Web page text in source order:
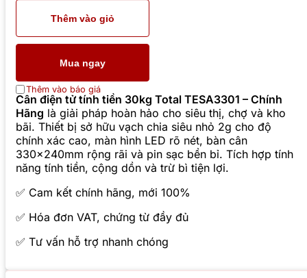
Thêm vào giỏ
Mua ngay
Thêm vào báo giá
Cân điện tử tính tiền 30kg Total TESA3301 – Chính
Hãng là giải pháp hoàn hảo cho siêu thị, chợ và kho
bãi. Thiết bị sở hữu vạch chia siêu nhỏ 2g cho độ
chính xác cao, màn hình LED rõ nét, bàn cân
330x240mm rộng rãi và pin sạc bền bỉ. Tích hợp tính
năng tính tiền, cộng dồn và trừ bì tiện lợi.
✅ Cam kết chính hãng, mới 100%
✅ Hóa đơn VAT, chứng từ đầy đủ
✅ Tư vấn hỗ trợ nhanh chóng